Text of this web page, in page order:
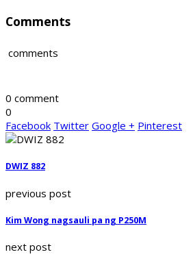
Comments
comments
0 comment
0
Facebook Twitter Google + Pinterest
DWIZ 882
previous post
Kim Wong nagsauli pa ng P250M
next post